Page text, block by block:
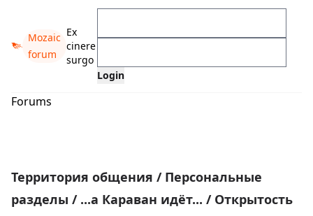
Mozaic
forum
Ex
cinere
surgo
Forums
Территория общения / Персональные
разделы / ...а Караван идёт... / Открытость